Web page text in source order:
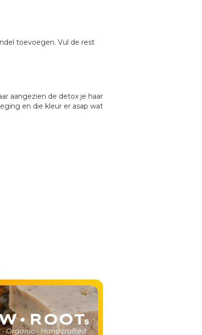
toevoegen. Vul de rest
aangezien de detox je haar
en die kleur er asap wat